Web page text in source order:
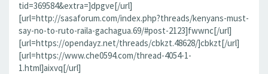
tid=369584&extra=]dpgve[/url]
[url=http://sasaforum.com/index.php?threads/kenyans-must-
say-no-to-ruto-raila-gachagua.69/#post-2123]fwwnc[/url]
[url=https://opendayz.net/threads/cbkzt.48628/]cbkzt[/url]
[url=https://www.che0594.com/thread-4054-1-
1.html]aixvq[/url]